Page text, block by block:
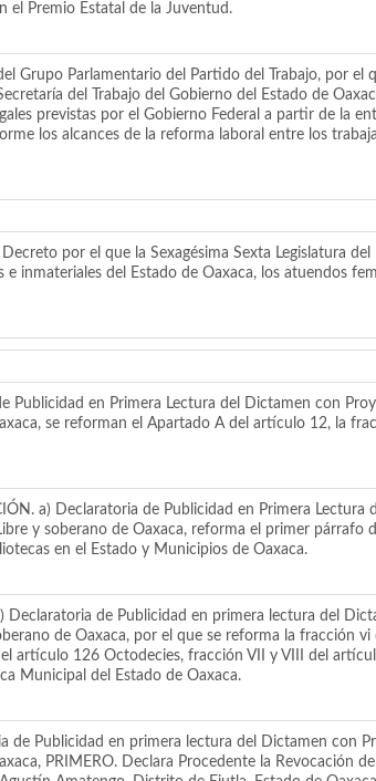
el Premio Estatal de la Juventud.
Parlamentario del Partido del Trabajo, por el
del Trabajo del Gobierno del Estado de
previstas por el Gobierno Federal a partir de la
los alcances de la reforma laboral entre los
por el que la Sexagésima Sexta Legislatura
inmateriales del Estado de Oaxaca, los atuendos
Publicidad en Primera Lectura del Dictamen con
se reforman el Apartado A del artículo 12, la
a) Declaratoria de Publicidad en Primera
y soberano de Oaxaca, reforma el primer párrafo
en el Estado y Municipios de Oaxaca.
Declaratoria de Publicidad en primera lectura del
de Oaxaca, por el que se reforma la fracción
artículo 126 Octodecies, fracción VII y VIII del
Municipal del Estado de Oaxaca.
de Publicidad en primera lectura del Dictamen con
PRIMERO. Declara Procedente la Revocación